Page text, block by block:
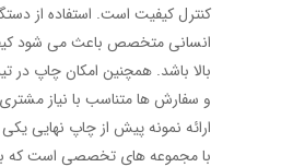
کنترل کیفیت است. استفاده از
انسانی متخصص باعث می شود
بالا باشد. همچنین امکان چاپ در
و سفارش ها متناسب با نیاز
ارائه نمونه پیش از چاپ نهایی
با مجموعه های تخصصی است که